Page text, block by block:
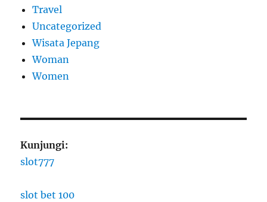
Travel
Uncategorized
Wisata Jepang
Woman
Women
Kunjungi:
slot777
slot bet 100